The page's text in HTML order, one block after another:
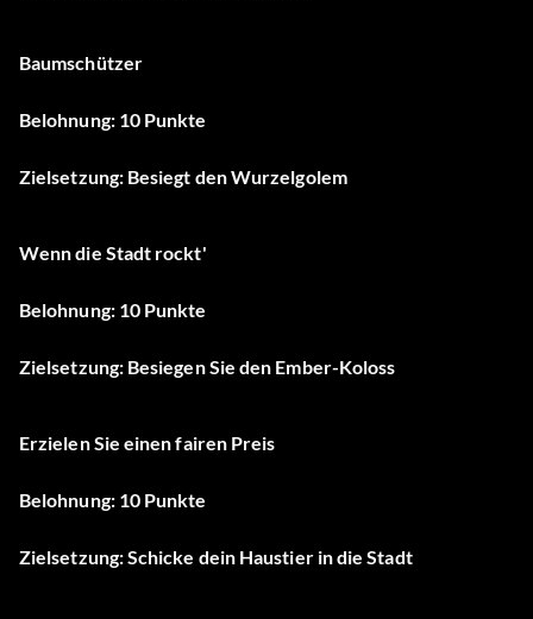
Baumschützer
Belohnung: 10 Punkte
Zielsetzung: Besiegt den Wurzelgolem
Wenn die Stadt rockt'
Belohnung: 10 Punkte
Zielsetzung: Besiegen Sie den Ember-Koloss
Erzielen Sie einen fairen Preis
Belohnung: 10 Punkte
Zielsetzung: Schicke dein Haustier in die Stadt